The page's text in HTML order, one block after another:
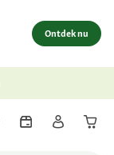
Ontdek nu